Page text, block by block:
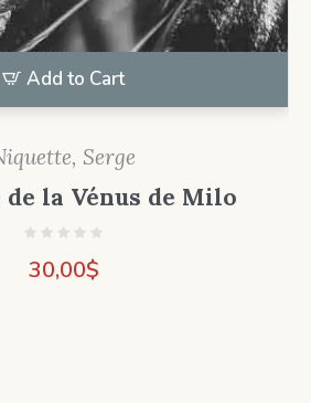
Add to Cart
Serge
de la Vénus de Milo
30,00$